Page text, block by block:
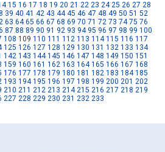
15 16 17 18 19 20 21 22 23 24 25 26 27 28
39 40 41 42 43 44 45 46 47 48 49 50 51 52
63 64 65 66 67 68 69 70 71 72 73 74 75 76
87 88 89 90 91 92 93 94 95 96 97 98 99 100
108 109 110 111 112 113 114 115 116 117
125 126 127 128 129 130 131 132 133 134
142 143 144 145 146 147 148 149 150 151
159 160 161 162 163 164 165 166 167 168
176 177 178 179 180 181 182 183 184 185
193 194 195 196 197 198 199 200 201 202
210 211 212 213 214 215 216 217 218 219
227 228 229 230 231 232 233